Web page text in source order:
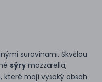
surovinami. Skvělou
sýry mozzarella,
které mají vysoký obsah